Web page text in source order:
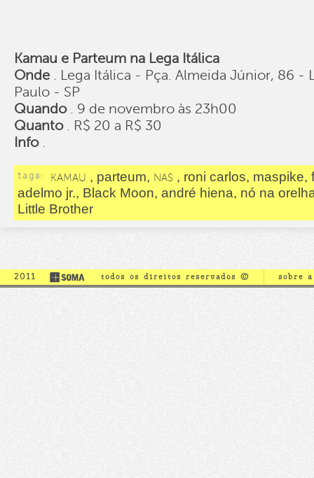
Kamau e Parteum na Lega Itálica
Onde . Lega Itálica - Pça. Almeida Júnior, 86 -
Paulo - SP
Quando. 9 de novembro às 23h00
Quanto. R$ 20 a R$ 30
Info.
tags: KAMAU , parteum, NAS , roni carlos, maspike,
adelmo jr., Black Moon, andré hiena, nó na
Little Brother
2011 todos os direitos reservados © sobre